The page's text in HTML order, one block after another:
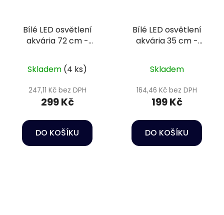
Bílé LED osvětlení
akvária 72 cm -
Skladem (4 ks)
247,11 Kč bez DPH
299 Kč
DO KOŠÍKU
Bílé LED osvětlení
akvária 35 cm -
Skladem
164,46 Kč bez DPH
199 Kč
DO KOŠÍKU